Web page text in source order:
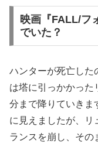
映画『FALL/フ
でいた？
ハンターが死亡した
は塔に引っかかった
分まで降りていきま
に見えましたが、リ
ランスを崩し、その